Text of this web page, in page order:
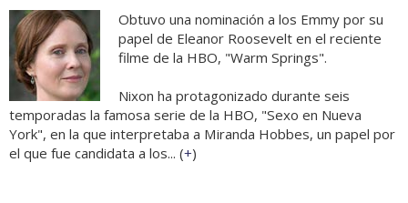
Obtuvo una nominación a los Emmy por su
papel de Eleanor Roosevelt en el reciente
filme de la HBO, "Warm Springs".
Nixon ha protagonizado durante seis
temporadas la famosa serie de la HBO, "Sexo en Nueva
York", en la que interpretaba a Miranda Hobbes, un papel por
el que fue candidata a los... (+)